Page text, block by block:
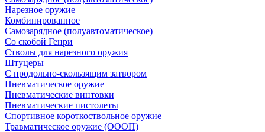
Нарезное оружие
Комбинированное
Самозарядное (полуавтоматическое)
Со скобой Генри
Стволы для нарезного оружия
Штуцеры
С продольно-скользящим затвором
Пневматическое оружие
Пневматические винтовки
Пневматические пистолеты
Спортивное короткоствольное оружие
Травматическое оружие (ОООП)